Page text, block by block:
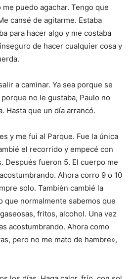
me puedo agachar. Tengo que
cansé de agitarme. Estaba
para hacer algo y me costaba
de hacer cualquier cosa y
a caminar. Ya sea porque se
no le gustaba, Paulo no
Hasta que un día arrancó.
y me fui al Parque. Fue la única
el recorrido y empecé con
Después fueron 5. El cuerpo me
Ahora corro 9 o 10
solo. También cambié la
que normalmente sabemos que
fritos, alcohol. Una vez
acostumbrando. Ahora como
pero no me mato de hambre»,